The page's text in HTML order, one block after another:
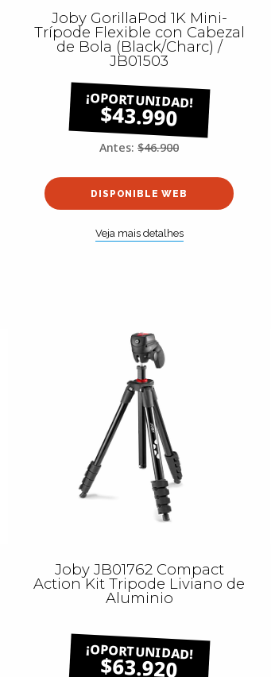
Joby GorillaPod 1K Mini-
Trípode Flexible con Cabezal
de Bola (Black/Charc) /
JB01503
$43.990
Antes: $46.900
DISPONIBLE WEB
Veja mais detalhes
Joby JB01762 Compact
Action Kit Tripode Liviano de
Aluminio
$63.920